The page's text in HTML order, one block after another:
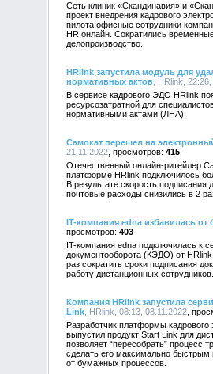
Сеть клиник «Скандинавия» и
проект внедрения кадрового
пилота офисные сотрудники
HR онлайн. Сократились
делопроизводство.
HRlink запустила модуль для
нормативных актов , HRlink,
В сервисе кадрового ЭДО HRlink
ресурсозатратной для
нормативными актами (ЛНА).
Самокат перешел на
21.11.2022
415
Отечественный онлайн-ритейлер
платформе HRlink подключилось
В результате скорость
почтовые расходы снизились в 2
IT-компания edna избавилась от
403
IT-компания edna подключилась к
документооборота (КЭДО) от
раз сократить сроки подписания
работу дистанционных сотрудников.
Компания HRlink запустила
Link , HRlink, 08:13, 08.11.2022
Разработчик платформы кадрового
выпустил продукт Start Link для
позволяет “пересобрать” процесс
сделать его максимально
от бумажных процессов.